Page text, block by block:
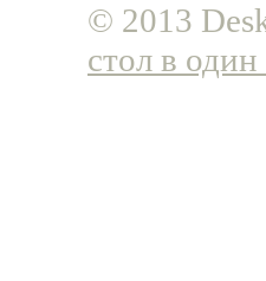
© 2013
стол в